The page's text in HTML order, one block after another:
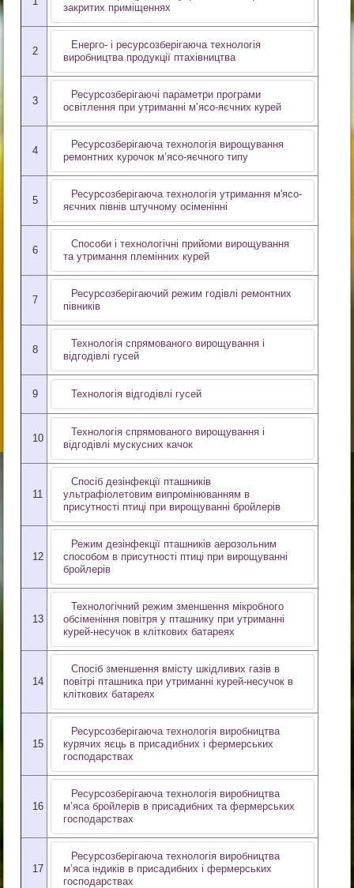
закритих приміщеннях
2
Енерго- і ресурсозберігаюча технологія
виробництва продукції птахівництва
3
Ресурсозберігаючі параметри програми
освітлення при утриманні м’ясо-яєчних курей
4
Ресурсозберігаюча технологія вирощування
ремонтних курочок м’ясо-яєчного типу
5
Ресурсозберігаюча технологія утримання м'ясо-
яєчних півнів штучному осіменінні
6
Способи і технологічні прийоми вирощування
та утримання племінних курей
7
Ресурсозберігаючий режим годівлі ремонтних
півників
8
Технологія спрямованого вирощування і
відгодівлі гусей
9 Технологія відгодівлі гусей
10
Технологія спрямованого вирощування і
відгодівлі мускусних качок
11
Спосіб дезінфекції пташників
ультрафіолетовим випромінюванням в
присутності птиці при вирощуванні бройлерів
12
Режим дезінфекції пташників аерозольним
способом в присутності птиці при вирощуванні
бройлерів
13
Технологічний режим зменшення мікробного
обсіменіння повітря у пташнику при утриманні
курей-несучок в кліткових батареях
14
Спосіб зменшення вмісту шкідливих газів в
повітрі пташника при утриманні курей-несучок в
кліткових батареях
15
Ресурсозберігаюча технологія виробництва
курячих яєць в присадибних і фермерських
господарствах
16
Ресурсозберігаюча технологія виробництва
м’яса бройлерів в присадибних та фермерських
господарствах
17
Ресурсозберігаюча технологія виробництва
м’яса індиків в присадибних і фермерських
господарствах